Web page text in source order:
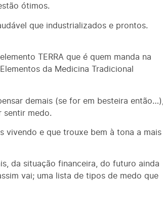
ótimos.
que industrializados e prontos.
TERRA que é quem manda na
da Medicina Tradicional
demais (se for em besteira então…),
sentir medo.
vivendo e que trouxe bem à tona a mais
da situação financeira, do futuro ainda
vai; uma lista de tipos de medo que